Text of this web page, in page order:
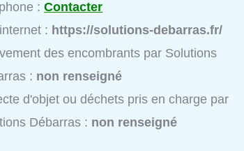
:Contacter
: https://solutions-debarras.fr/
des encombrants par Solutions
: non renseigné
d'objet ou déchets pris en charge par
Débarras : non renseigné